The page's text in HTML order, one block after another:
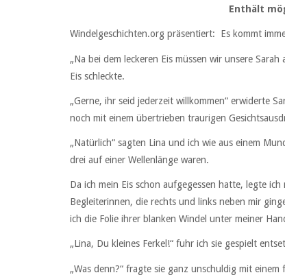
Enthält
Windelgeschichten.org präsentiert: Es kommt
„Na bei dem leckeren Eis müssen wir unsere
Eis schleckte.
„Gerne, ihr seid jederzeit willkommen“ erwiderte
noch mit einem übertrieben traurigen
„Natürlich“ sagten Lina und ich wie aus einem
drei auf einer Wellenlänge waren.
Da ich mein Eis schon aufgegessen hatte, legte
Begleiterinnen, die rechts und links neben mir
ich die Folie ihrer blanken Windel unter meiner
„Lina, Du kleines Ferkel!“ fuhr ich sie gespielt
„Was denn?“ fragte sie ganz unschuldig mit einem